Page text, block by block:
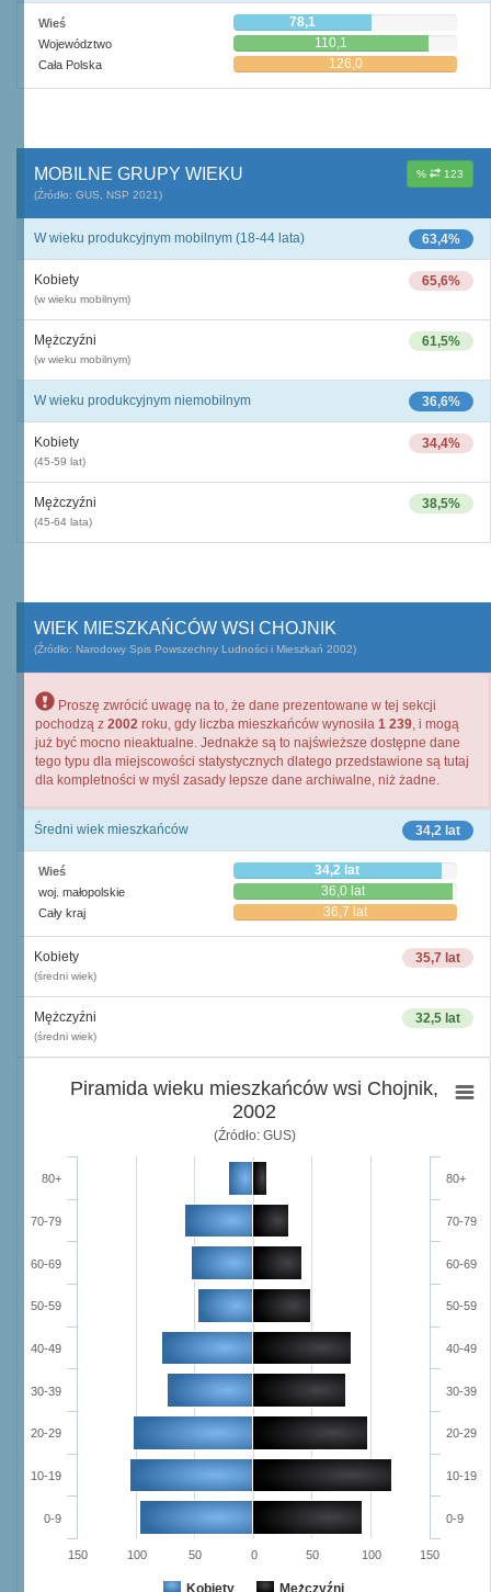
Wieś 78,1
Województwo 110,1
Cała Polska 126,0
% 123
MOBILNE GRUPY WIEKU
(Źródło: GUS, NSP 2021)
63,4%
W wieku produkcyjnym mobilnym (18-44 lata)
65,6%
Kobiety
(w wieku mobilnym)
61,5%
Mężczyźni
(w wieku mobilnym)
36,6%
W wieku produkcyjnym niemobilnym
34,4%
Kobiety
(45-59 lat)
38,5%
Mężczyźni
(45-64 lata)
WIEK MIESZKAŃCÓW WSI CHOJNIK
(Źródło: Narodowy Spis Powszechny Ludności i Mieszkań 2002)
Proszę zwrócić uwagę na to, że dane prezentowane w tej sekcji
pochodzą z 2002 roku, gdy liczba mieszkańców wynosiła 1 239, i mogą
już być mocno nieaktualne. Jednakże są to najświeższe dostępne dane
tego typu dla miejscowości statystycznych dlatego przedstawione są tutaj
dla kompletności w myśl zasady lepsze dane archiwalne, niż żadne.
34,2 lat
Średni wiek mieszkańców
Wieś 34,2 lat
woj. małopolskie 36,0 lat
Cały kraj 36,7 lat
35,7 lat
Kobiety
(średni wiek)
32,5 lat
Mężczyźni
(średni wiek)
Piramida wieku mieszkańców wsi Chojnik,
2002
(Źródło: GUS)
Kobiety Mężczyźni
0-9
10-19
20-29
30-39
40-49
50-59
60-69
70-79
80+
0-9
10-19
20-29
30-39
40-49
50-59
60-69
70-79
80+
150 100 50 0 50 100 150